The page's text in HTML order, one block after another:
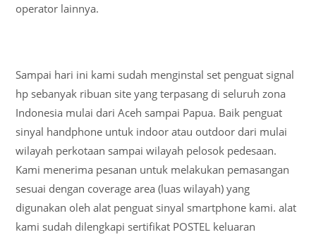
operator lainnya.
Sampai hari ini kami sudah menginstal set penguat signal
hp sebanyak ribuan site yang terpasang di seluruh zona
Indonesia mulai dari Aceh sampai Papua. Baik penguat
sinyal handphone untuk indoor atau outdoor dari mulai
wilayah perkotaan sampai wilayah pelosok pedesaan.
Kami menerima pesanan untuk melakukan pemasangan
sesuai dengan coverage area (luas wilayah) yang
digunakan oleh alat penguat sinyal smartphone kami. alat
kami sudah dilengkapi sertifikat POSTEL keluaran